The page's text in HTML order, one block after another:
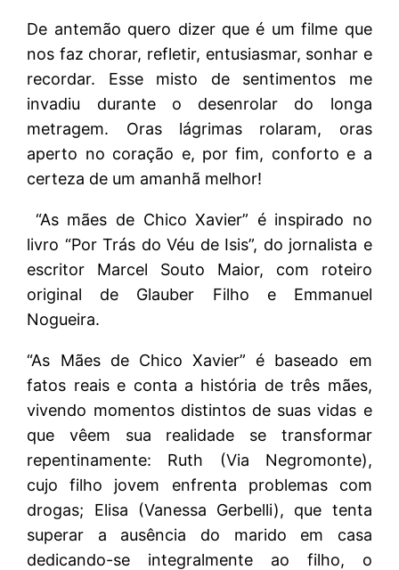
De antemão quero dizer que é um filme que
nos faz chorar, refletir, entusiasmar, sonhar e
recordar. Esse misto de sentimentos me
invadiu durante o desenrolar do longa
metragem. Oras lágrimas rolaram, oras
aperto no coração e, por fim, conforto e a
certeza de um amanhã melhor!
“As mães de Chico Xavier” é inspirado no
livro “Por Trás do Véu de Isis”, do jornalista e
escritor Marcel Souto Maior, com roteiro
original de Glauber Filho e Emmanuel
Nogueira.
“As Mães de Chico Xavier” é baseado em
fatos reais e conta a história de três mães,
vivendo momentos distintos de suas vidas e
que vêem sua realidade se transformar
repentinamente: Ruth (Via Negromonte),
cujo filho jovem enfrenta problemas com
drogas; Elisa (Vanessa Gerbelli), que tenta
superar a ausência do marido em casa
dedicando-se integralmente ao filho, o